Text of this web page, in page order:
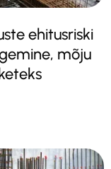
ehitusriski
mõju